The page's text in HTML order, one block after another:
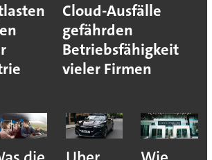
Cloud-Ausfälle
gefährden
Betriebsfähigkeit
vieler Firmen